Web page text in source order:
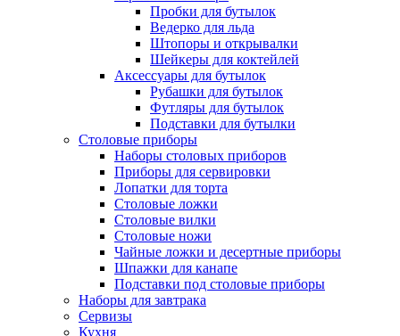
Пробки для бутылок
Ведерко для льда
Штопоры и открывалки
Шейкеры для коктейлей
Аксессуары для бутылок
Рубашки для бутылок
Футляры для бутылок
Подставки для бутылки
Столовые приборы
Наборы столовых приборов
Приборы для сервировки
Лопатки для торта
Столовые ложки
Столовые вилки
Столовые ножи
Чайные ложки и десертные приборы
Шпажки для канапе
Подставки под столовые приборы
Наборы для завтрака
Сервизы
Кухня